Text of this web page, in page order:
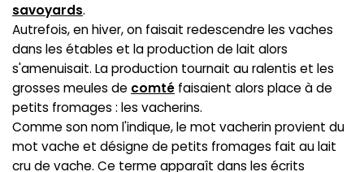
savoyards.
Autrefois, en hiver, on faisait redescendre les vaches
dans les étables et la production de lait alors
s'amenuisait. La production tournait au ralentis et les
grosses meules de comté faisaient alors place à de
petits fromages : les vacherins.
Comme son nom l'indique, le mot vacherin provient du
mot vache et désigne de petits fromages fait au lait
cru de vache. Ce terme apparaît dans les écrits